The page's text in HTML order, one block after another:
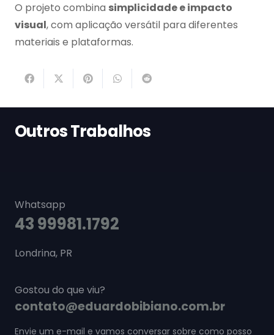
O projeto combina simplicidade e impacto
visual, com aplicação versátil para diferentes
materiais e plataformas.
Outros Trabalhos
Whatsapp
43 99981.1792
Londrina, PR
Gostou do que viu?
contato@eduardobibiano.com.br
Envie um e-mail e vamos conversar sobre como posso